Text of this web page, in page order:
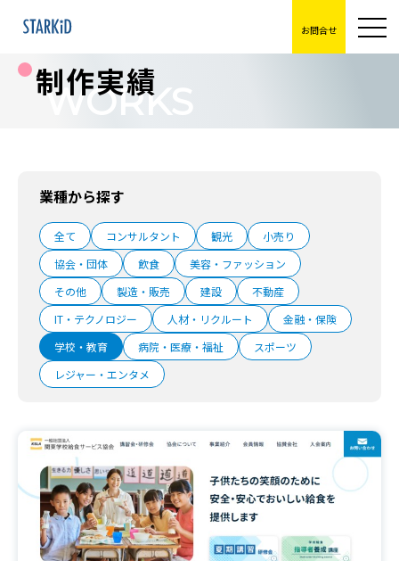
お問合せ
制作実績
WORKS
業種から探す
全て コンサルタント 観光
小売り
協会・団体
飲食
美容・ファッション
その他
製造・販売 建設
不動産
IT・テクノロジー
人材・リクルート
金融・保険
学校・教育
病院・医療・福祉
スポーツ
レジャー・エンタメ